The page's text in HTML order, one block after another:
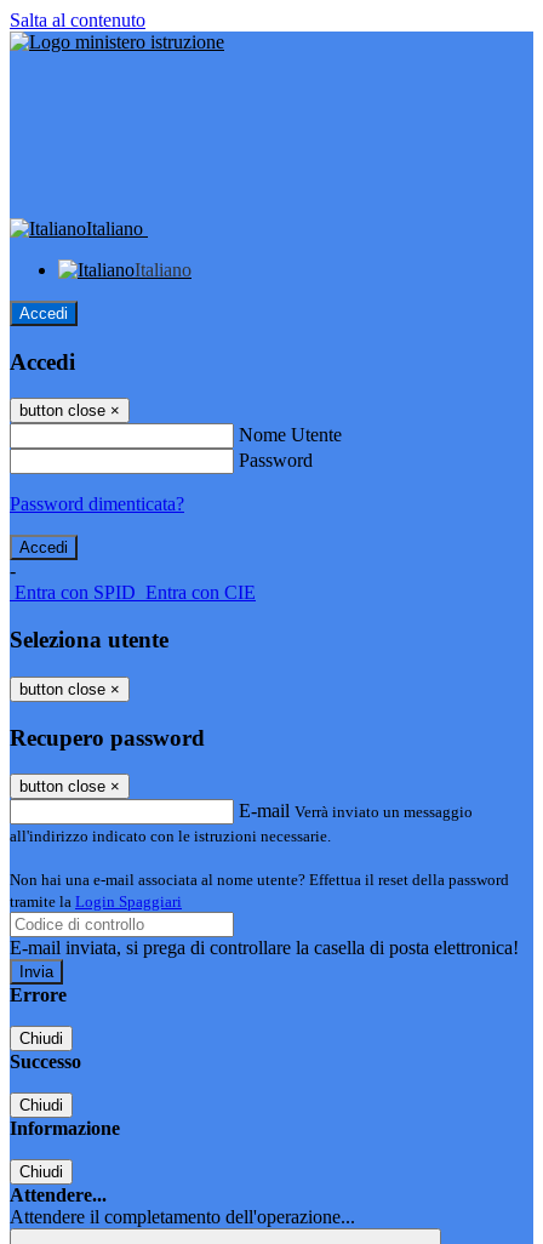
Salta al contenuto
Italiano
Italiano
Accedi
Accedi
button close ×
Nome Utente
Password
Password dimenticata?
-
Entra con SPID Entra con CIE
Seleziona utente
button close ×
Recupero password
button close ×
E-mail Verrà inviato un messaggio
all'indirizzo indicato con le istruzioni necessarie.
Non hai una e-mail associata al nome utente? Effettua il reset della password
tramite la Login Spaggiari
E-mail inviata, si prega di controllare la casella di posta elettronica!
Errore
Chiudi
Successo
Chiudi
Informazione
Chiudi
Attendere...
Attendere il completamento dell'operazione...